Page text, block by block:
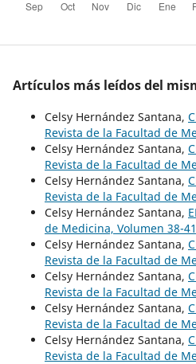
Artículos más leídos del
Celsy Hernández Santana,
Revista de la Facultad de
Celsy Hernández Santana,
Revista de la Facultad de
Celsy Hernández Santana,
Revista de la Facultad de
Celsy Hernández Santana,
de Medicina, Volumen 38-
Celsy Hernández Santana,
Revista de la Facultad de
Celsy Hernández Santana,
Revista de la Facultad de
Celsy Hernández Santana,
Revista de la Facultad de
Celsy Hernández Santana,
Revista de la Facultad de